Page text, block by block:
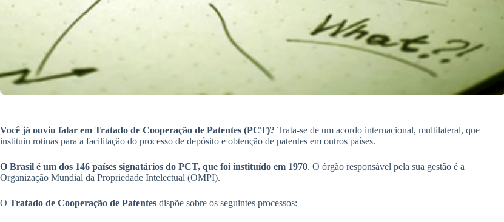
Você já ouviu falar em Tratado de Cooperação de Patentes (PCT)? Trata-se de um acordo internacional, multilateral, que
instituiu rotinas para a facilitação do processo de depósito e obtenção de patentes em outros países.
O Brasil é um dos 146 países signatários do PCT, que foi instituído em 1970. O órgão responsável pela sua gestão é a
Organização Mundial da Propriedade Intelectual (OMPI).
O Tratado de Cooperação de Patentes dispõe sobre os seguintes processos: